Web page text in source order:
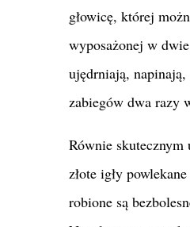
głowicę, której
wyposażonej w
ujędrniają,
zabiegów dwa razy
Równie skutecznym
złote igły
robione są